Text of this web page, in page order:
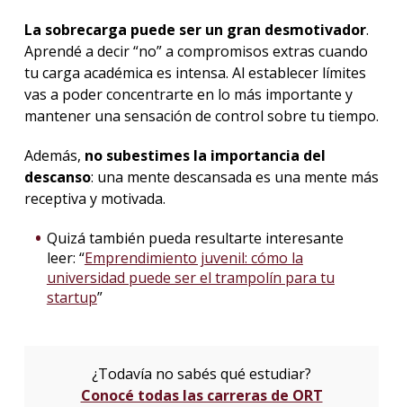
La sobrecarga puede ser un gran desmotivador.
Aprendé a decir “no” a compromisos extras cuando
tu carga académica es intensa. Al establecer límites
vas a poder concentrarte en lo más importante y
mantener una sensación de control sobre tu tiempo.
Además, no subestimes la importancia del
descanso: una mente descansada es una mente más
receptiva y motivada.
Quizá también pueda resultarte interesante
leer: “Emprendimiento juvenil: cómo la
universidad puede ser el trampolín para tu
startup”
¿Todavía no sabés qué estudiar?
Conocé todas las carreras de ORT